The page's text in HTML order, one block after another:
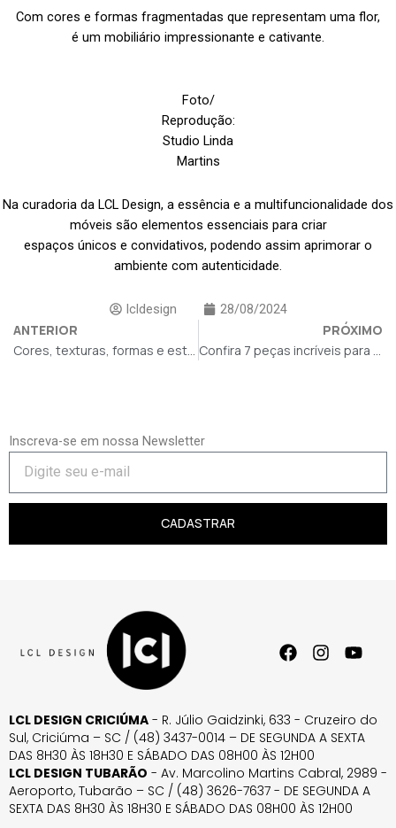
Com cores e formas fragmentadas que representam uma flor,
é um mobiliário impressionante e cativante.
Foto/
Reprodução:
Studio Linda
Martins
Na curadoria da LCL Design, a essência e a multifuncionalidade dos
móveis são elementos essenciais para criar
espaços únicos e convidativos, podendo assim aprimorar o
ambiente com autenticidade.
lcldesign 28/08/2024
ANTERIOR
PRÓXIMO
Inscreva-se em nossa Newsletter
CADASTRAR
LCL DESIGN CRICIÚMA - R. Júlio Gaidzinki, 633 - Cruzeiro do
Sul, Criciúma – SC / (48) 3437-0014 – DE SEGUNDA A SEXTA
DAS 8H30 ÀS 18H30 E SÁBADO DAS 08H00 ÀS 12H00
LCL DESIGN TUBARÃO - Av. Marcolino Martins Cabral, 2989 -
Aeroporto, Tubarão – SC / (48) 3626-7637 - DE SEGUNDA A
SEXTA DAS 8H30 ÀS 18H30 E SÁBADO DAS 08H00 ÀS 12H00